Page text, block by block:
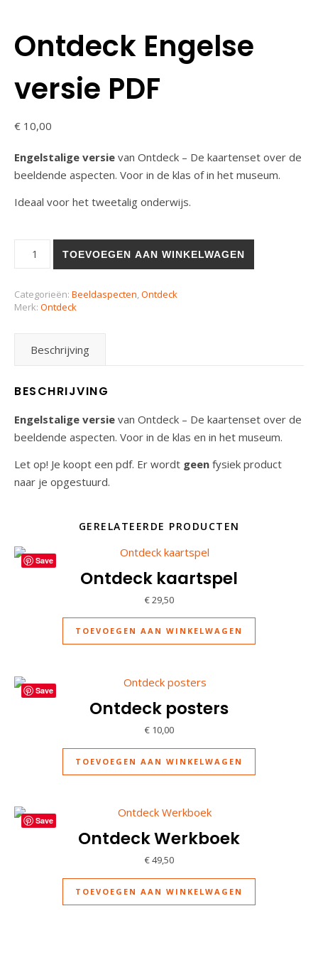
Ontdeck Engelse
versie PDF
€ 10,00
Engelstalige versie van Ontdeck – De kaartenset over de
beeldende aspecten. Voor in de klas of in het museum.
Ideaal voor het tweetalig onderwijs.
TOEVOEGEN AAN WINKELWAGEN
Categorieën: Beeldaspecten,Ontdeck
Merk: Ontdeck
Beschrijving
BESCHRIJVING
Engelstalige versie van Ontdeck – De kaartenset over de
beeldende aspecten. Voor in de klas en in het museum.
Let op! Je koopt een pdf. Er wordt geen fysiek product
naar je opgestuurd.
GERELATEERDE PRODUCTEN
Save
Ontdeck kaartspel
€29,50
TOEVOEGEN AAN WINKELWAGEN
Save
Ontdeck posters
€10,00
TOEVOEGEN AAN WINKELWAGEN
Save
Ontdeck Werkboek
€49,50
TOEVOEGEN AAN WINKELWAGEN